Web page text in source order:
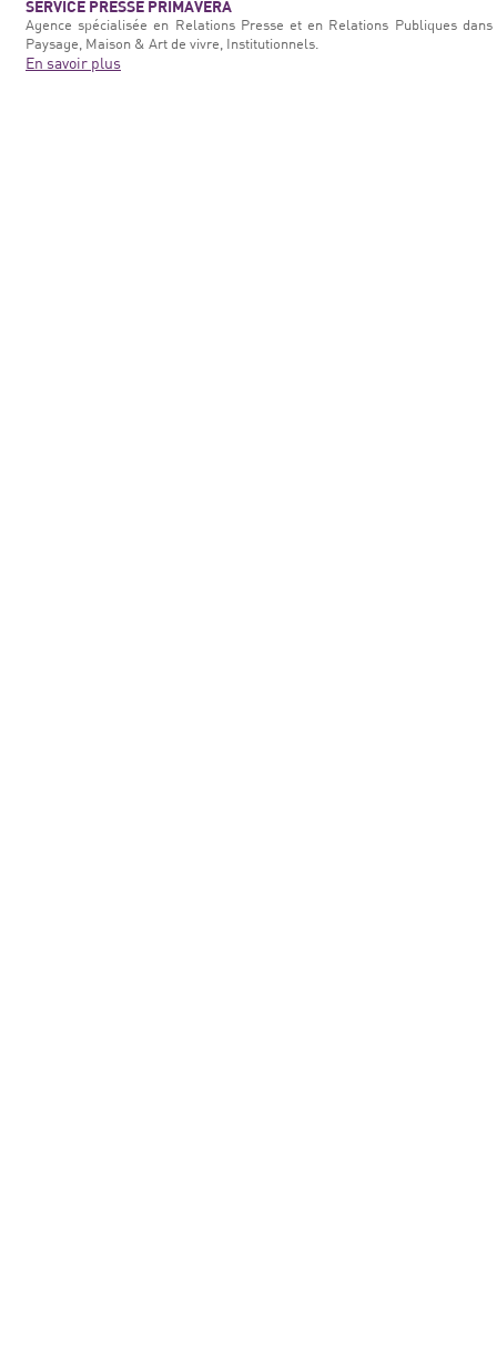
SERVICE PRESSE PRIMAVERA
Agence spécialisée en Relations Presse et en Relations Publiques
Paysage, Maison & Art de vivre, Institutionnels.
En savoir plus